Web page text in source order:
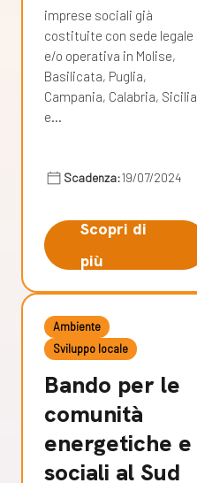
imprese sociali già
costituite con sede legale
e/o operativa in Molise,
Basilicata, Puglia,
Campania, Calabria, Sicilia
e…
Scadenza:19/07/2024
Scopri di
più
Ambiente
Sviluppo locale
Bando per le
comunità
energetiche e
sociali al Sud